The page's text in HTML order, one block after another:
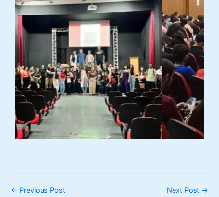
← Previous Post Next Post →